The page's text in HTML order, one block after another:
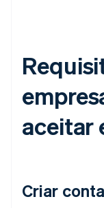
aceitar
Criar